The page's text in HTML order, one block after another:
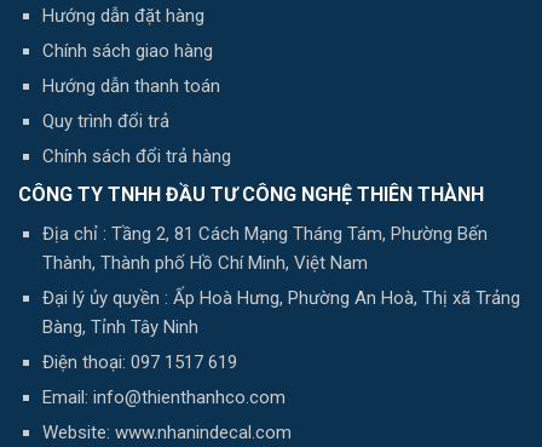
Hướng dẫn đặt hàng
Chính sách giao hàng
Hướng dẫn thanh toán
Quy trình đổi trả
Chính sách đổi trả hàng
CÔNG TY TNHH ĐẦU TƯ CÔNG NGHỆ THIÊN THÀNH
Địa chỉ : Tầng 2, 81 Cách Mạng Tháng Tám, Phường Bến
Thành, Thành phố Hồ Chí Minh, Việt Nam
Đại lý ủy quyền : Ấp Hoà Hưng, Phường An Hoà, Thị xã Trảng
Bàng, Tỉnh Tây Ninh
Điện thoại: 097 1517 619
Email: info@thienthanhco.com
Website: www.nhanindecal.com